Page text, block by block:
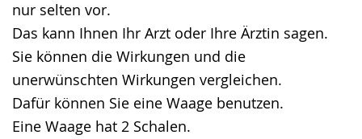
nur selten vor.
Das kann Ihnen Ihr Arzt oder Ihre Ärztin sagen.
Sie können die Wirkungen und die
unerwünschten Wirkungen vergleichen.
Dafür können Sie eine Waage benutzen.
Eine Waage hat 2 Schalen.